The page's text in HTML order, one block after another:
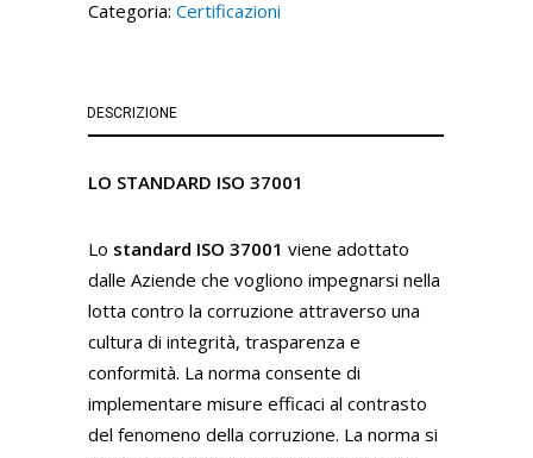
Categoria: Certificazioni
DESCRIZIONE
LO STANDARD ISO 37001
Lo standard ISO 37001 viene adottato
dalle Aziende che vogliono impegnarsi nella
lotta contro la corruzione attraverso una
cultura di integrità, trasparenza e
conformità. La norma consente di
implementare misure efficaci al contrasto
del fenomeno della corruzione. La norma si